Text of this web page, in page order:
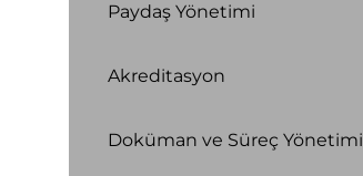
Paydaş Yönetimi
Akreditasyon
Doküman ve Süreç Yönetimi